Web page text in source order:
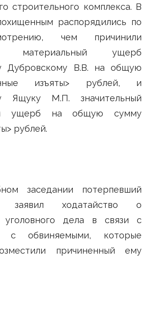
строительного комплекса. В
распорядились по
чем причинили
материальный ущерб
Дубровскому В.В. на общую
изъяты> рублей, и
Ящуку М.П. значительный
ущерб на общую сумму
рублей.
заседании потерпевший
ходатайство о
уголовного дела в связи с
с обвиняемыми, которые
причиненный ему